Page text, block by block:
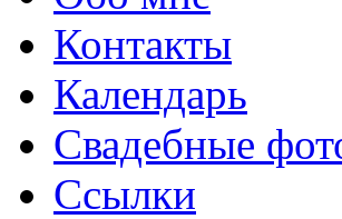
Контакты
Календарь
Свадебные
Ссылки